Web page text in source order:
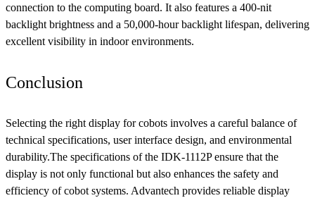
connection to the computing board. It also features a 400-nit
backlight brightness and a 50,000-hour backlight lifespan, delivering
excellent visibility in indoor environments.
Conclusion
Selecting the right display for cobots involves a careful balance of
technical specifications, user interface design, and environmental
durability.The specifications of the IDK-1112P ensure that the
display is not only functional but also enhances the safety and
efficiency of cobot systems. Advantech provides reliable display